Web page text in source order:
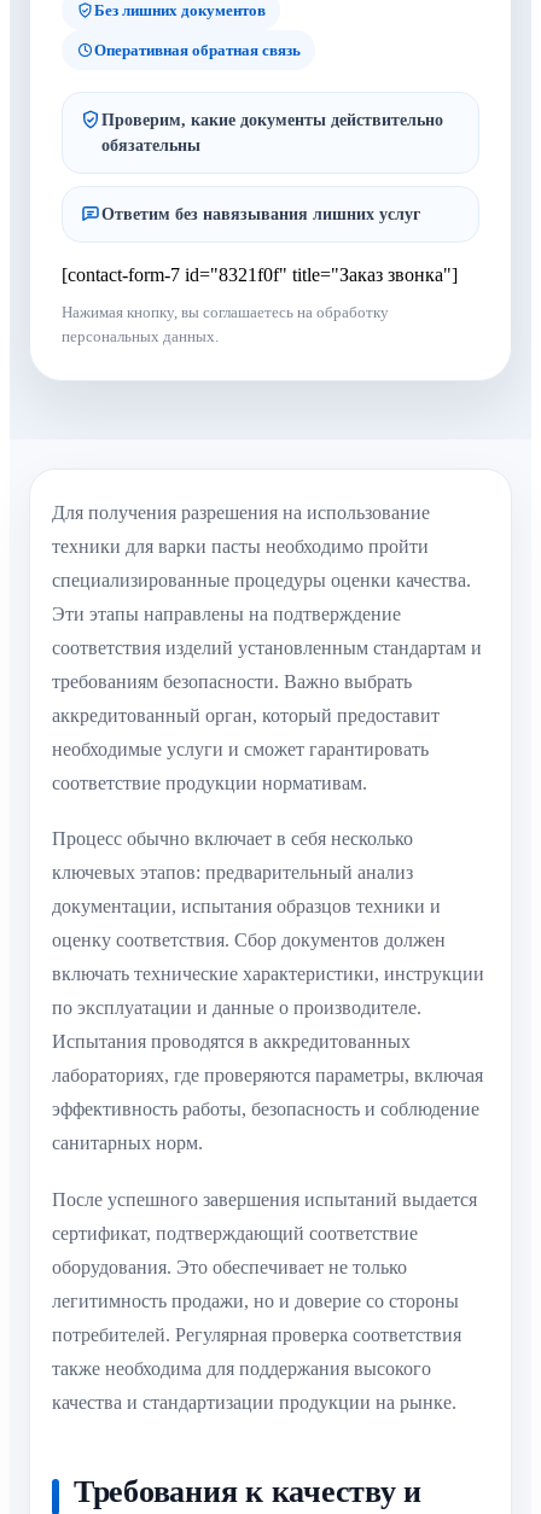
Без лишних документов
Оперативная обратная связь
Проверим, какие документы действительно
обязательны
Ответим без навязывания лишних услуг
[contact-form-7 id="8321f0f" title="Заказ звонка"]
Нажимая кнопку, вы соглашаетесь на обработку
персональных данных.
Для получения разрешения на использование
техники для варки пасты необходимо пройти
специализированные процедуры оценки качества.
Эти этапы направлены на подтверждение
соответствия изделий установленным стандартам и
требованиям безопасности. Важно выбрать
аккредитованный орган, который предоставит
необходимые услуги и сможет гарантировать
соответствие продукции нормативам.
Процесс обычно включает в себя несколько
ключевых этапов: предварительный анализ
документации, испытания образцов техники и
оценку соответствия. Сбор документов должен
включать технические характеристики, инструкции
по эксплуатации и данные о производителе.
Испытания проводятся в аккредитованных
лабораториях, где проверяются параметры, включая
эффективность работы, безопасность и соблюдение
санитарных норм.
После успешного завершения испытаний выдается
сертификат, подтверждающий соответствие
оборудования. Это обеспечивает не только
легитимность продажи, но и доверие со стороны
потребителей. Регулярная проверка соответствия
также необходима для поддержания высокого
качества и стандартизации продукции на рынке.
Требования к качеству и